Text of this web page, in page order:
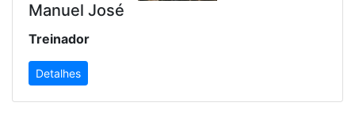
Manuel José
Treinador
Detalhes